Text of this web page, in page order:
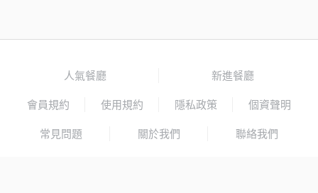
人氣餐廳 新進餐廳
會員規約 使用規約 隱私政策 個資聲明
常見問題 關於我們 聯絡我們